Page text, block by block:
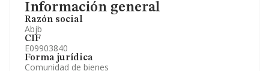
Información general
Razón social
Abjb
CIF
E09903840
Forma jurídica
Comunidad de bienes